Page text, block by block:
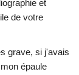
et
de votre
grave, si j'avais
épaule